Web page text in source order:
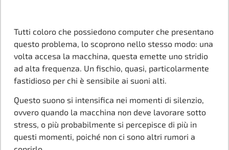
Tutti coloro che possiedono computer che presentano
questo problema, lo scoprono nello stesso modo: una
volta accesa la macchina, questa emette uno stridio
ad alta frequenza. Un fischio, quasi, particolarmente
fastidioso per chi è sensibile ai suoni alti.
Questo suono si intensifica nei momenti di silenzio,
ovvero quando la macchina non deve lavorare sotto
stress, o più probabilmente si percepisce di più in
questi momenti, poiché non ci sono altri rumori a